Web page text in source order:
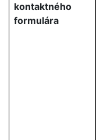
kontaktného
formulára